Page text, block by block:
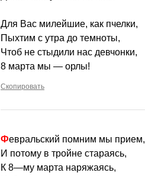
Для Вас милейшие, как пчелки,
Пыхтим с утра до темноты,
Чтоб не стыдили нас девчонки,
8 марта мы — орлы!
Скопировать
Февральский помним мы прием,
И потому в тройне стараясь,
К 8—му марта наряжаясь,